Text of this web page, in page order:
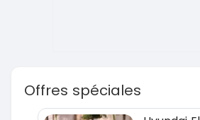
Offres spéciales